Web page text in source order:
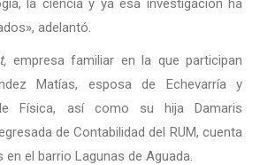
adelantó.
empresa familiar en la que participan
Matías, esposa de Echevarría y
Física, así como su hija Damaris
de Contabilidad del RUM, cuenta
el barrio Lagunas de Aguada.